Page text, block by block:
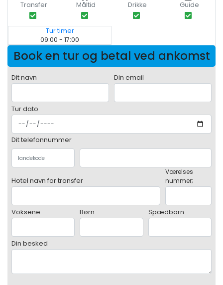
Transfer Måltid Drikke Guide
Tur timer
09:00 - 17:00
Book en tur og betal ved ankomst
Dit navn Din email
Tur dato
Dit telefonnummer
Hotel navn for transfer
Værelses
nummer;
Voksene Børn Spædbarn
Din besked